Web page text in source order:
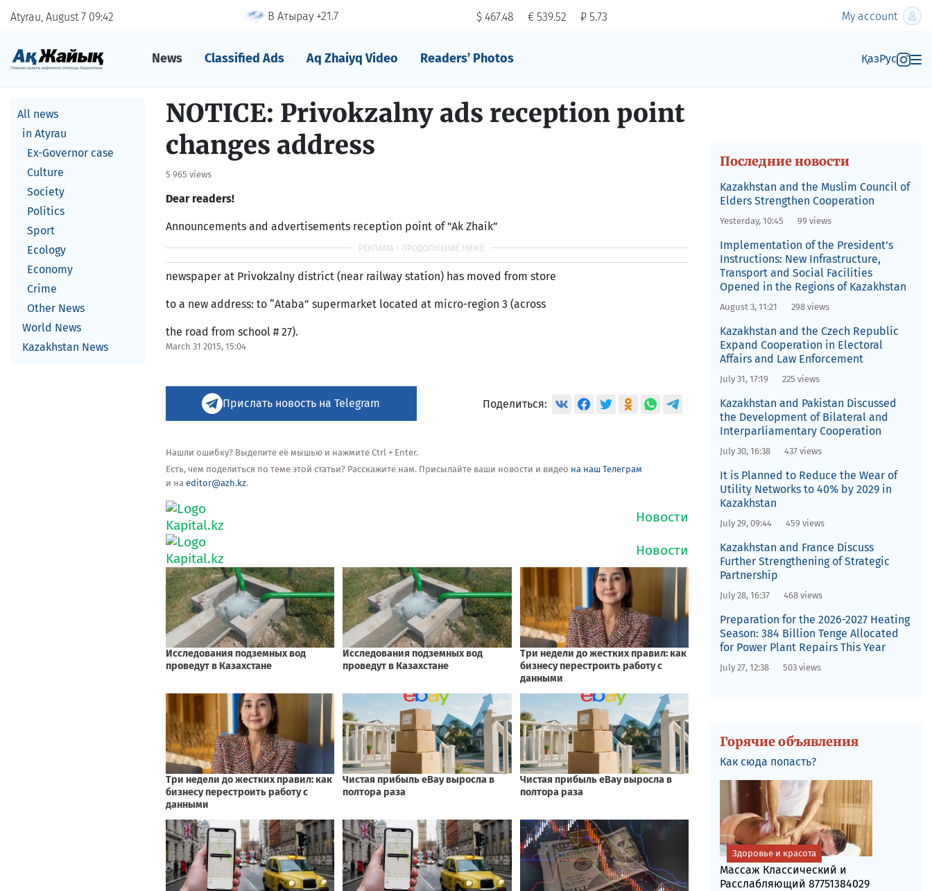
Atyrau, August 7 0942 В Атырау +21.7 $ 467.48 € 539.52 ₽ 5.73 My account
News Classified Ads Aq Zhaiyq Video Readers’ Photos ҚазРус
All news
in Atyrau
Ex-Governor case
Culture
Society
Politics
Sport
Ecology
Economy
Crime
Other News
World News
Kazakhstan News
NOTICE: Privokzalny ads reception point
changes address
5 965 views
Dear readers!
Announcements and advertisements reception point of "Ak Zhaik”
newspaper at Privokzalny district (near railway station) has moved from store
to a new address: to “Ataba” supermarket located at micro-region 3 (across
the road from school # 27).
March 31 2015, 15:04
Прислать новость на Telegram Поделиться:
Нашли ошибку? Выделите её мышью и нажмите Ctrl + Enter.
Есть, чем поделиться по теме этой статьи? Расскажите нам. Присылайте ваши новости и видео на наш Телеграм
и на editor@azh.kz.
Последние новости
Kazakhstan and the Muslim Council of
Elders Strengthen Cooperation
Yesterday, 10:45 99 views
Implementation of the President’s
Instructions: New Infrastructure,
Transport and Social Facilities
Opened in the Regions of Kazakhstan
August 3, 11:21 298 views
Kazakhstan and the Czech Republic
Expand Cooperation in Electoral
Affairs and Law Enforcement
July 31, 17:19 225 views
Kazakhstan and Pakistan Discussed
the Development of Bilateral and
Interparliamentary Cooperation
July 30, 16:38 437 views
It is Planned to Reduce the Wear of
Utility Networks to 40% by 2029 in
Kazakhstan
July 29, 09:44 459 views
Kazakhstan and France Discuss
Further Strengthening of Strategic
Partnership
July 28, 16:37 468 views
Preparation for the 2026-2027 Heating
Season: 384 Billion Tenge Allocated
for Power Plant Repairs This Year
July 27, 12:38 503 views
Горячие объявления
Как сюда попасть?
Массаж Классический и
Расслабляющий 87751384029
Здоровье и красота